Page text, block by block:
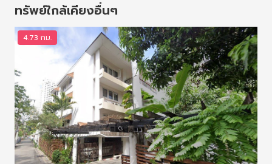
ทรัพย์ใกล้เคียงอื่นๆ
4.73 กม.